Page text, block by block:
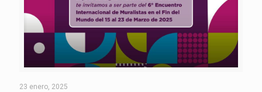
23 enero, 2025